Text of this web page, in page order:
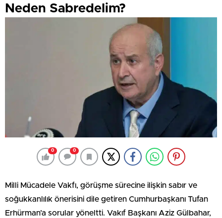
Neden Sabredelim?
0 0
Milli Mücadele Vakfı, görüşme sürecine ilişkin sabır ve
soğukkanlılık önerisini dile getiren Cumhurbaşkanı Tufan
Erhürman’a sorular yöneltti. Vakıf Başkanı Aziz Gülbahar,